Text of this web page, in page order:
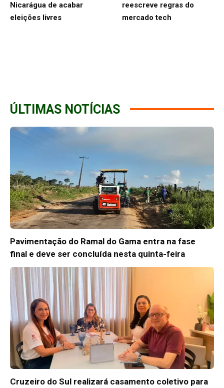
Nicarágua de acabar
eleições livres
reescreve regras do
mercado tech
ÚLTIMAS NOTÍCIAS
Pavimentação do Ramal do Gama entra na fase
final e deve ser concluída nesta quinta-feira
Cruzeiro do Sul realizará casamento coletivo para